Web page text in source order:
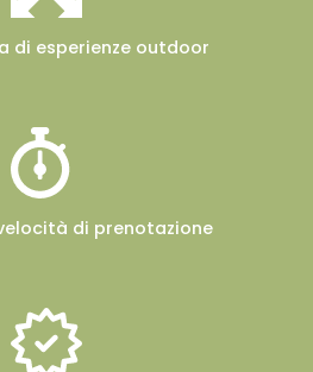
di esperienze outdoor
di prenotazione